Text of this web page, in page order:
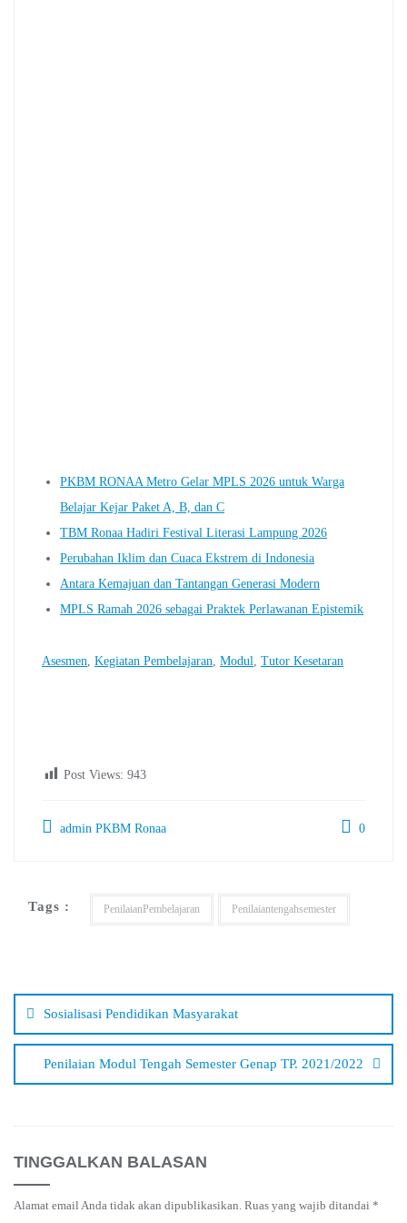
PKBM RONAA Metro Gelar MPLS 2026 untuk Warga
Belajar Kejar Paket A, B, dan C
TBM Ronaa Hadiri Festival Literasi Lampung 2026
Perubahan Iklim dan Cuaca Ekstrem di Indonesia
Antara Kemajuan dan Tantangan Generasi Modern
MPLS Ramah 2026 sebagai Praktek Perlawanan Epistemik
Asesmen Kegiatan Pembelajaran Modul Tutor Kesetaran
Post Views: 943
admin PKBM Ronaa 0
Tags : PenilaianPembelajaran Penilaiantengahsemester
pos
Sosialisasi Pendidikan Masyarakat
Penilaian Modul Tengah Semester Genap TP. 2021/2022
TINGGALKAN BALASAN
Alamat email Anda tidak akan dipublikasikan. Ruas yang wajib ditandai *